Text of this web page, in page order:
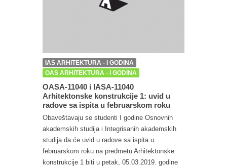
IAS ARHITEKTURA - I GODINA
OAS ARHITEKTURA - I GODINA
OASA-11040 i IASA-11040
Arhitektonske konstrukcije 1: uvid u
radove sa ispita u februarskom roku
Obaveštavaju se studenti I godine Osnovnih
akademskih studija i Integrisanih akademskih
studija da će uvid u radove sa ispita u
februarskom roku na predmetu Arhitektonske
konstrukcije 1 biti u petak, 05.03.2019. godine